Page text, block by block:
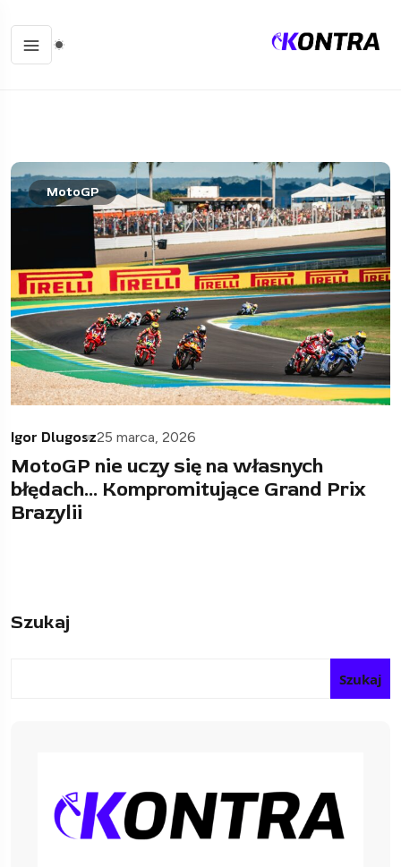
MotoGP
Igor Dlugosz25 marca, 2026
MotoGP nie uczy się na własnych
błędach… Kompromitujące Grand Prix
Brazylii
Szukaj
Szukaj